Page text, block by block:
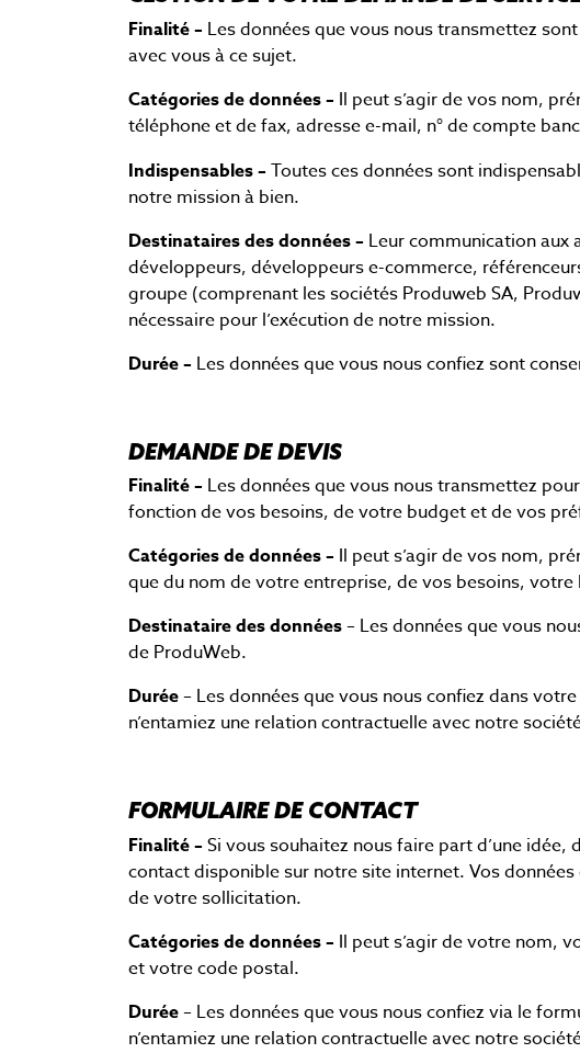
Finalité – Les données que vous nous transmettez
avec vous à ce sujet.
Catégories de données– Il peut s’agir de vos nom,
téléphone et de fax, adresse e-mail, n° de compte
Indispensables– Toutes ces données sont
notre mission à bien.
Destinataires des données– Leur communication
développeurs, développeurs e-commerce,
groupe (comprenant les sociétés Produweb SA,
nécessaire pour l’exécution de notre mission.
Durée – Les données que vous nous confiez sont
DEMANDE DE DEVIS
Finalité – Les données que vous nous transmettez
fonction de vos besoins, de votre budget et de vos
Catégories de données – Il peut s’agir de vos nom,
que du nom de votre entreprise, de vos besoins,
Destinataire des données– Les données que vous
de ProduWeb.
Durée– Les données que vous nous confiez dans
n’entamiez une relation contractuelle avec notre
FORMULAIRE DE CONTACT
Finalité – Si vous souhaitez nous faire part d’une
contact disponible sur notre site internet. Vos
de votre sollicitation.
Catégories de données – Il peut s’agir de votre nom,
et votre code postal.
Durée– Les données que vous nous confiez via le
n’entamiez une relation contractuelle avec notre